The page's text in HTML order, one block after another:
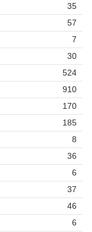
35
57
7
30
524
910
170
185
8
36
6
37
46
6